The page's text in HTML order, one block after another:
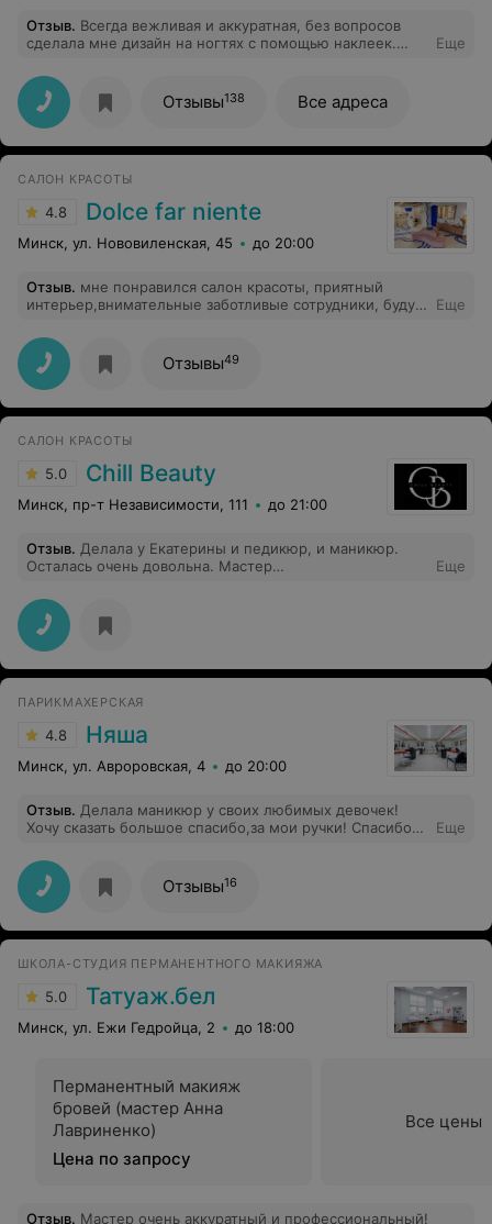
Отзыв. Всегда вежливая и аккуратная, без вопросов
сделала мне дизайн на ногтях с помощью наклеек.
Еще
Отзывы138 Все адреса
САЛОН КРАСОТЫ
4.8 Dolce far niente
Минск, ул. Нововиленская, 45 до 20:00
Отзыв. мне понравился салон красоты, приятный
интерьер,внимательные заботливые сотрудники, буду
Еще
Отзывы49
САЛОН КРАСОТЫ
5.0 Chill Beauty
Минск, пр-т Независимости, 111 до 21:00
Отзыв. Делала у Екатерины и педикюр, и маникюр.
Осталась очень довольна. Мастер
меня очень сухая кожа, особенно проблемные стопы.
Катя справилась на отлично и ручки и ножки просто
сказка! Идеальная обработка, идеальное покрытие!
Темное покрытие получилось без изъяна. Спасибо,
Екатерина, за красоту и хорошее настроение! Всем
широкая палитра гелей на любой каприз и
высококвалифицированные мастера!
Еще
ПАРИКМАХЕРСКАЯ
4.8 Няша
Минск, ул. Авроровская, 4 до 20:00
Отзыв. Делала маникюр у своих любимых девочек!
Хочу сказать большое спасибо,за мои ручки! Спасибо
чистенько и все девочки приветливы
Еще
Отзывы16
ШКОЛА-СТУДИЯ ПЕРМАНЕНТНОГО МАКИЯЖА
5.0 Татуаж.бел
Минск, ул. Ежи Гедройца, 2 до 18:00
Перманентный макияж
бровей (мастер Анна
Лавриненко)
Цена по запросу
Все цены
Отзыв. Мастер очень аккуратный и профессиональный!